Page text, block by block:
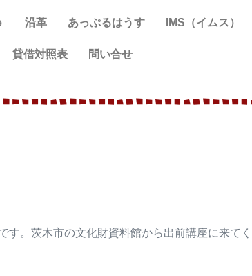
沿革 あっぷるはうす IMS（イムス）
貸借対照表 問い合せ
す。茨木市の文化財資料館から出前講座に来て